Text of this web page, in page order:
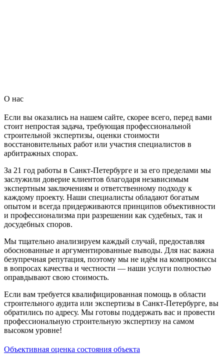
О нас
Если вы оказались на нашем сайте, скорее всего, перед вами
стоит непростая задача, требующая профессиональной
строительной экспертизы, оценки стоимости
восстановительных работ или участия специалистов в
арбитражных спорах.
За 21 год работы в Санкт-Петербурге и за его пределами мы
заслужили доверие клиентов благодаря независимым
экспертным заключениям и ответственному подходу к
каждому проекту. Наши специалисты обладают богатым
опытом и всегда придерживаются принципов объективности
и профессионализма при разрешении как судебных, так и
досудебных споров.
Мы тщательно анализируем каждый случай, предоставляя
обоснованные и аргументированные выводы. Для нас важна
безупречная репутация, поэтому мы не идём на компромиссы
в вопросах качества и честности — наши услуги полностью
оправдывают свою стоимость.
Если вам требуется квалифицированная помощь в области
строительного аудита или экспертизы в Санкт-Петербурге, вы
обратились по адресу. Мы готовы поддержать вас и провести
профессиональную строительную экспертизу на самом
высоком уровне!
Объективная оценка состояния объекта